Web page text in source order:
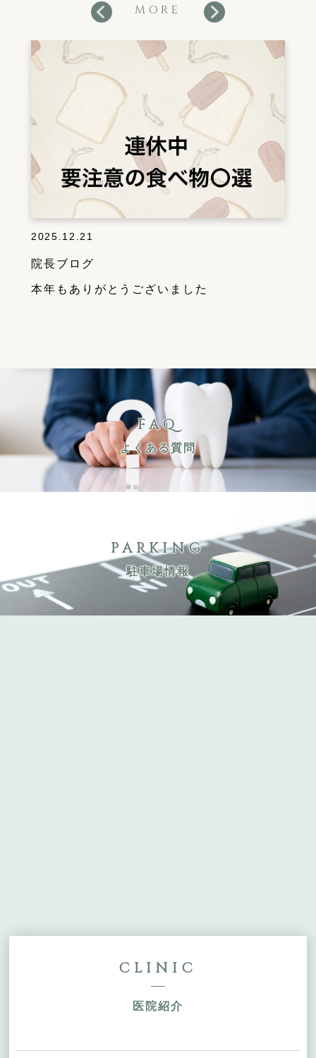
MORE
2025.12.21
院長ブログ
本年もありがとうございました
FAQ
よくある質問
PARKING
駐車場情報
CLINIC
医院紹介